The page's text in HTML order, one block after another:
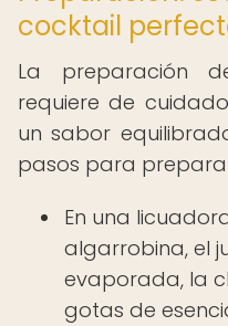
cocktail
La preparación
requiere de
un sabor
pasos para
En una
algarrobina, el
evaporada, la
gotas de